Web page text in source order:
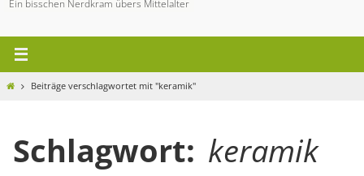
Ein bisschen Nerdkram übers Mittelalter
StartBeiträge verschlagwortet mit "keramik"
Schlagwort: keramik